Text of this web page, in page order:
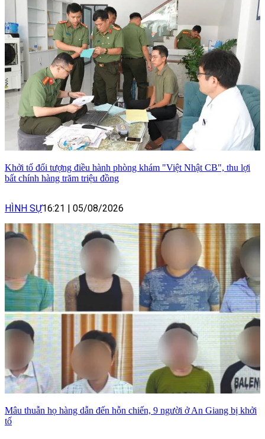
Khởi tố đối tượng điều hành phòng khám "Việt Nhật CB", thu lợi
bất chính hàng trăm triệu đồng
HÌNH SỰ16:21 | 05/08/2026
Mâu thuẫn họ hàng dẫn đến hỗn chiến, 9 người ở An Giang bị khởi
tố